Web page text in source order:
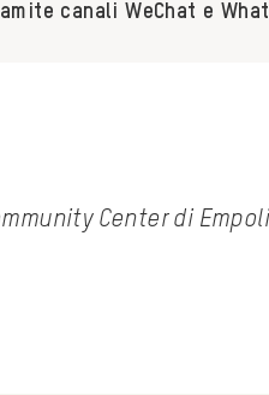
canali WeChat e
Center di